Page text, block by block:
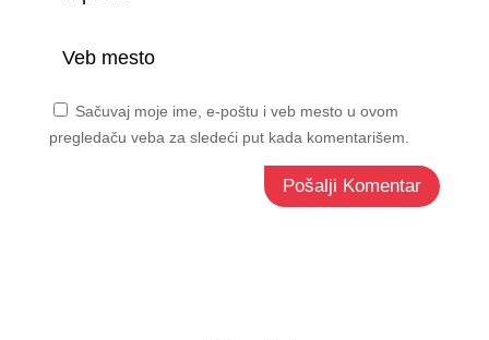
Sačuvaj moje ime, e-poštu i veb mesto u ovom
pregledaču veba za sledeći put kada komentarišem.
Pošalji Komentar